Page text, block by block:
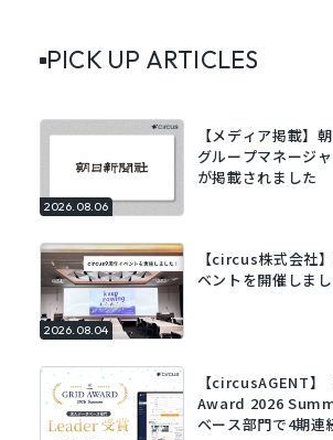
PICK UP ARTICLES
2026.08.06
【メディア掲載】
グループマネージ
が掲載されました
2026.08.04
【circus株式会社
ベントを開催しま
【circusAGENT
Award 2026
ベース部門で4期